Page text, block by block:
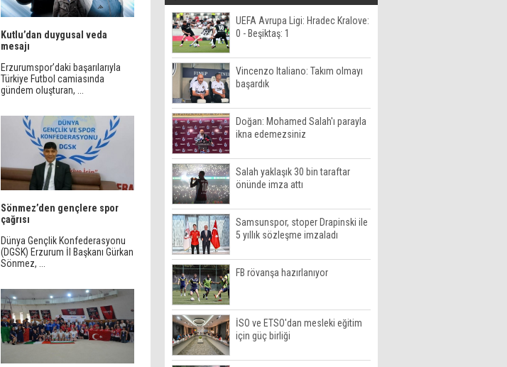
Kutlu’dan duygusal veda
mesajı
Erzurumspor’daki başarılarıyla
Türkiye Futbol camiasında
gündem oluşturan, ...
Sönmez’den gençlere spor
çağrısı
Dünya Gençlik Konfederasyonu
(DGSK) Erzurum İl Başkanı Gürkan
Sönmez, ...
UEFA Avrupa Ligi: Hradec Kralove:
0 - Beşiktaş: 1
Vincenzo Italiano: Takım olmayı
başardık
Doğan: Mohamed Salah'ı parayla
ikna edemezsiniz
Salah yaklaşık 30 bin taraftar
önünde imza attı
Samsunspor, stoper Drapinski ile
5 yıllık sözleşme imzaladı
FB rövanşa hazırlanıyor
İSO ve ETSO'dan mesleki eğitim
için güç birliği